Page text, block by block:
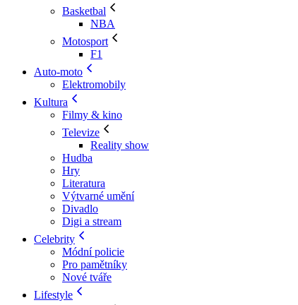
Basketbal
NBA
Motosport
F1
Auto-moto
Elektromobily
Kultura
Filmy & kino
Televize
Reality show
Hudba
Hry
Literatura
Výtvarné umění
Divadlo
Digi a stream
Celebrity
Módní policie
Pro pamětníky
Nové tváře
Lifestyle